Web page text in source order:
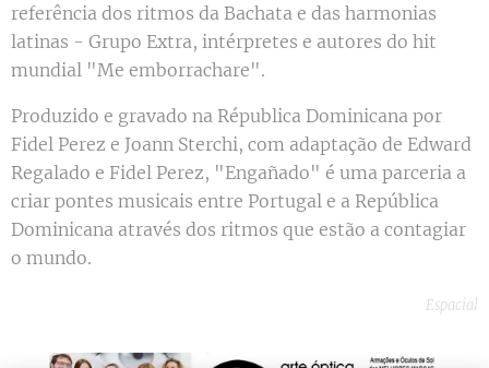
referência dos ritmos da Bachata e das harmonias
latinas - Grupo Extra, intérpretes e autores do hit
mundial "Me emborrachare".
Produzido e gravado na Républica Dominicana por
Fidel Perez e Joann Sterchi, com adaptação de Edward
Regalado e Fidel Perez, "Engañado" é uma parceria a
criar pontes musicais entre Portugal e a República
Dominicana através dos ritmos que estão a contagiar
o mundo.
Espacial